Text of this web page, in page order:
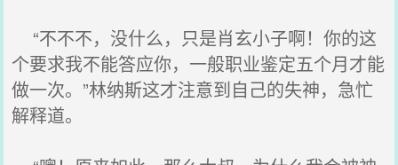
“不不不，没什么，只是肖玄小子啊！你的这
个要求我不能答应你，一般职业鉴定五个月才能
做一次。”林纳斯这才注意到自己的失神，急忙
解释道。